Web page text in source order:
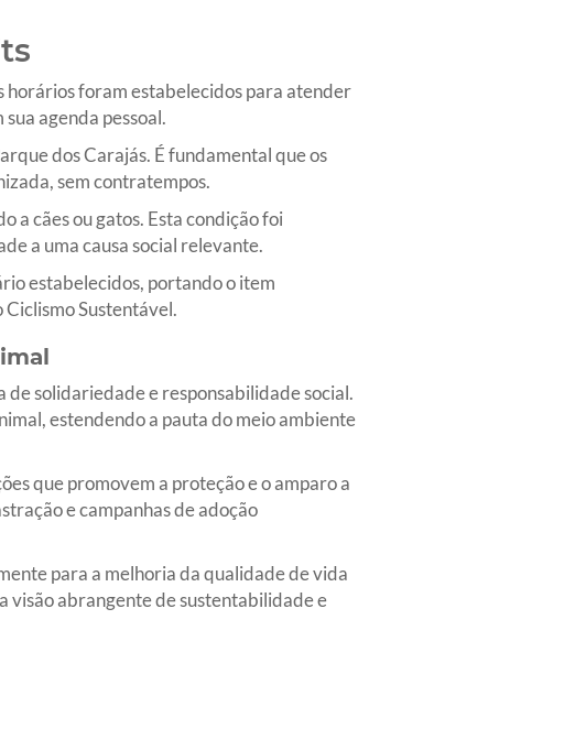
horários foram estabelecidos para atender
agenda pessoal.
dos Carajás. É fundamental que os
sem contratempos.
a cães ou gatos. Esta condição foi
a uma causa social relevante.
estabelecidos, portando o item
Sustentável.
solidariedade e responsabilidade social.
estendendo a pauta do meio ambiente
que promovem a proteção e o amparo a
e campanhas de adoção
para a melhoria da qualidade de vida
visão abrangente de sustentabilidade e